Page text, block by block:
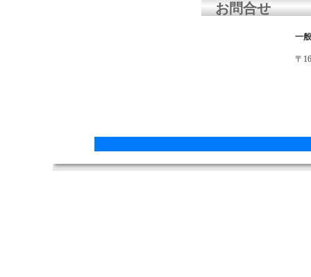
お問合せ
一
〒